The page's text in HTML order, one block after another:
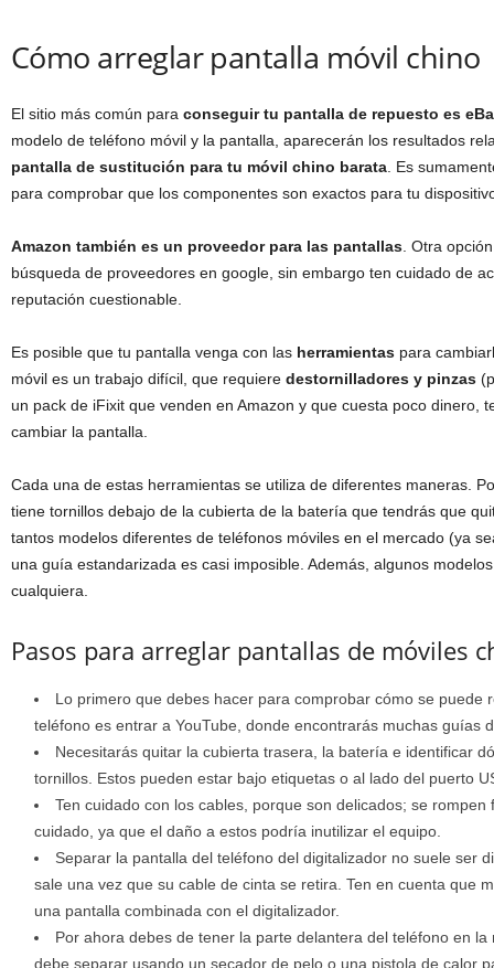
Cómo arreglar pantalla móvil chino
El sitio más común para conseguir tu pantalla de repuesto es
modelo de teléfono móvil y la pantalla, aparecerán los resultados
pantalla de sustitución para tu móvil chino barata . Es
para comprobar que los componentes son exactos para tu
Amazon también es un proveedor para las pantallas . Otra
búsqueda de proveedores en google, sin embargo ten cuidado de
reputación cuestionable.
Es posible que tu pantalla venga con las herramientas para
móvil es un trabajo difícil, que requiere destornilladores y pinzas
un pack de iFixit que venden en Amazon y que cuesta poco dinero,
cambiar la pantalla.
Cada una de estas herramientas se utiliza de diferentes maneras.
tiene tornillos debajo de la cubierta de la batería que tendrás que
tantos modelos diferentes de teléfonos móviles en el mercado (ya
una guía estandarizada es casi imposible. Además, algunos
cualquiera.
Pasos para arreglar pantallas de móviles
Lo primero que debes hacer para comprobar cómo se puede
teléfono es entrar a YouTube, donde encontrarás muchas guías
Necesitarás quitar la cubierta trasera, la batería e identificar
tornillos. Estos pueden estar bajo etiquetas o al lado del puerto
Ten cuidado con los cables, porque son delicados; se
cuidado, ya que el daño a estos podría inutilizar el equipo.
Separar la pantalla del teléfono del digitalizador no suele ser
sale una vez que su cable de cinta se retira. Ten en cuenta que
una pantalla combinada con el digitalizador.
Por ahora debes de tener la parte delantera del teléfono en
debe separar usando un secador de pelo o una pistola de calor